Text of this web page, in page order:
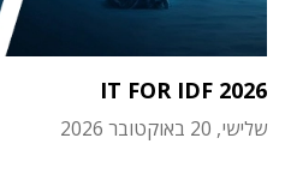
IT FOR IDF 2026
שלישי, 20 באוקטובר 2026